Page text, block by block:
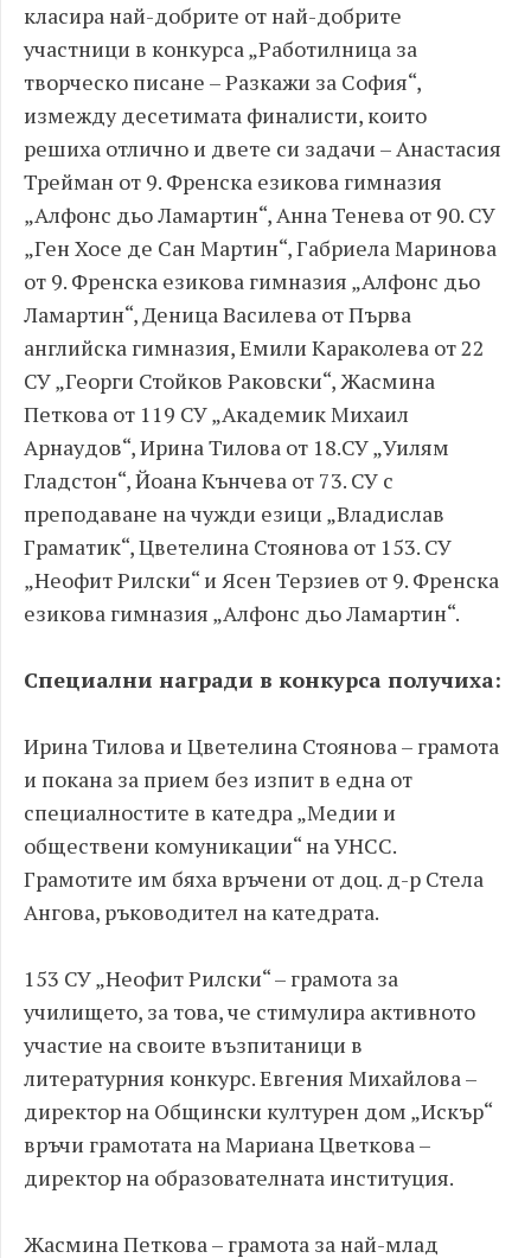
класира най-добрите от най-добрите
участници в конкурса „Работилница за
творческо писане – Разкажи за София“,
измежду десетимата финалисти, които
решиха отлично и двете си задачи – Анастасия
Трейман от 9. Френска езикова гимназия
„Алфонс дьо Ламартин“, Анна Тенева от 90. СУ
„Ген Хосе де Сан Мартин“, Габриела Маринова
от 9. Френска езикова гимназия „Алфонс дьо
Ламартин“, Деница Василева от Първа
английска гимназия, Емили Караколева от 22
СУ „Георги Стойков Раковски“, Жасмина
Петкова от 119 СУ „Академик Михаил
Арнаудов“, Ирина Тилова от 18.СУ „Уилям
Гладстон“, Йоана Кънчева от 73. СУ с
преподаване на чужди езици „Владислав
Граматик“, Цветелина Стоянова от 153. СУ
„Неофит Рилски“ и Ясен Терзиев от 9. Френска
езикова гимназия „Алфонс дьо Ламартин“.
Специални награди в конкурса получиха:
Ирина Тилова и Цветелина Стоянова – грамота
и покана за прием без изпит в една от
специалностите в катедра „Медии и
обществени комуникации“ на УНСС.
Грамотите им бяха връчени от доц. д-р Стела
Ангова, ръководител на катедрата.
153 СУ „Неофит Рилски“ – грамота за
училището, за това, че стимулира активното
участие на своите възпитаници в
литературния конкурс. Евгения Михайлова –
директор на Общински културен дом „Искър“
връчи грамотата на Мариана Цветкова –
директор на образователната институция.
Жасмина Петкова – грамота за най-млад